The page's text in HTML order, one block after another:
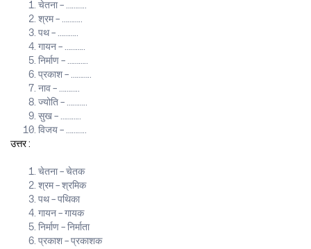
चेतना – ………..
श्रम – ………..
पथ – ………..
गायन – ………..
निर्माण – ………..
प्रकाश – ………..
नाव – ………..
ज्योति – ………..
सुख – ………..
विजय – ………..
उत्तर :
चेतना – चेतक
श्रम – श्रमिक
पथ – पथिका
गायन – गायक
निर्माण – निर्माता
प्रकाश – प्रकाशक